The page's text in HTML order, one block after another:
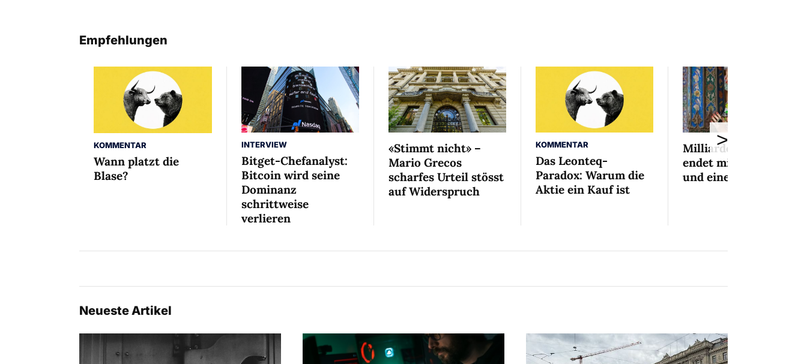
Empfehlungen
KOMMENTAR
Wann platzt die
Blase?
INTERVIEW
Bitget-Chefanalyst:
Bitcoin wird seine
Dominanz
schrittweise
verlieren
«Stimmt nicht» –
Mario Grecos
scharfes Urteil stösst
auf Widerspruch
KOMMENTAR
Das Leonteq-
Paradox: Warum die
Aktie ein Kauf ist
Milliardenaffäre
endet mit Mini-Busse
und einem Bedingten
>
Neueste Artikel